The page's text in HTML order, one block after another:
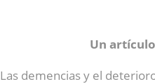
Un
Las demencias y el